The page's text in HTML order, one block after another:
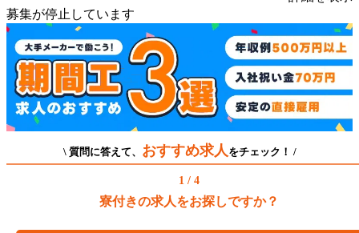
募集が停止しています
\ 質問に答えて、 おすすめ求人 をチェック！ /
1 / 4
寮付きの求人をお探しですか？